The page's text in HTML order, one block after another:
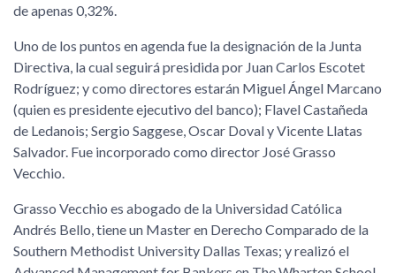
de apenas 0,32%.
Uno de los puntos en agenda fue la designación de la Junta
Directiva, la cual seguirá presidida por Juan Carlos Escotet
Rodríguez; y como directores estarán Miguel Ángel Marcano
(quien es presidente ejecutivo del banco); Flavel Castañeda
de Ledanois; Sergio Saggese, Oscar Doval y Vicente Llatas
Salvador. Fue incorporado como director José Grasso
Vecchio.
Grasso Vecchio es abogado de la Universidad Católica
Andrés Bello, tiene un Master en Derecho Comparado de la
Southern Methodist University Dallas Texas; y realizó el